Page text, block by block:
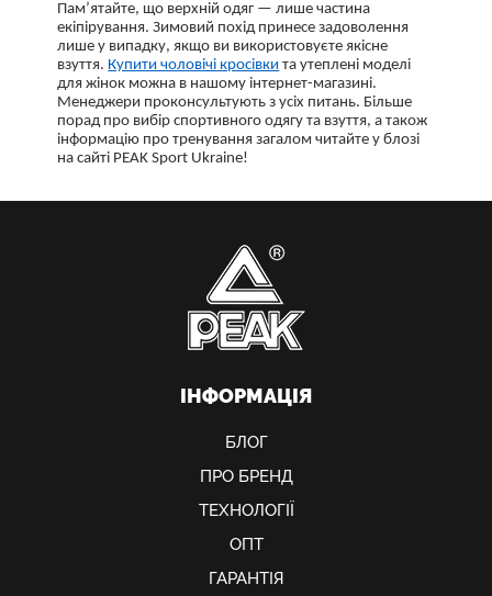
Пам’ятайте, що верхній одяг — лише частина
екіпірування. Зимовий похід принесе задоволення
лише у випадку, якщо ви використовуєте якісне
взуття. Купити чоловічі кросівки та утеплені моделі
для жінок можна в нашому інтернет-магазині.
Менеджери проконсультують з усіх питань. Більше
порад про вибір спортивного одягу та взуття, а також
інформацію про тренування загалом читайте у блозі
на сайті PEAK Sport Ukraine!
ІНФОРМАЦІЯ
БЛОГ
ПРО БРЕНД
ТЕХНОЛОГІЇ
ОПТ
ГАРАНТІЯ